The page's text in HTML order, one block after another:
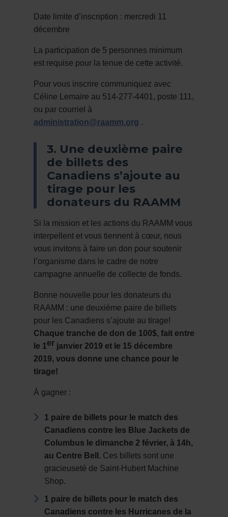
Date limite d’inscription : mercredi 11
décembre
La participation de 5 personnes minimum
est requise pour la tenue de cette activité.
Pour vous inscrire communiquez avec
Céline Lemaire au 514-277-4401, poste 111,
ou par courriel à
administration@raamm.org .
3. Une deuxième paire
de billets des
Canadiens s’ajoute au
tirage pour les
donateurs du RAAMM
Si la mission et les actions du RAAMM vous
interpellent et vous tiennent à cœur, nous
vous invitons à faire un don pour soutenir
l’organisme dans le cadre de notre
campagne annuelle de collecte de fonds.
Bonne nouvelle pour les donateurs du
RAAMM : une deuxième paire de billets
pour les Canadiens s’ajoute au tirage!
Chaque tranche de don de 100$, fait entre
le 1er janvier 2019 et le 15 décembre
2019, vous donne une chance pour le
tirage!
À gagner :
1 paire de billets pour le match des
Canadiens contre les Blue Jackets de
Columbus le dimanche 2 février, à 14h,
au Centre Bell. Ces billets sont une
gracieuseté de Saint-Hubert Machine
Shop.
1 paire de billets pour le match des
Canadiens contre les Hurricanes de la